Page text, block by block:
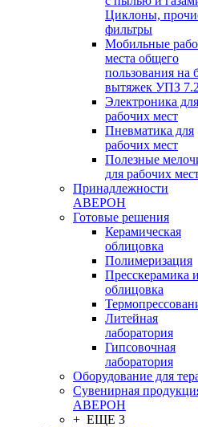
Циклоны,
фильтры
Мобильные
места общего
пользования на
вытяжек УПЗ 7.2
Электроника для
рабочих мест
Пневматика для
рабочих мест
Полезные
для рабочих
Принадлежности
АВЕРОН
Готовые решения
Керамическая
облицовка
Полимеризация
Пресскерамика и
облицовка
Литейная
лаборатория
Гипсовочная
лаборатория
Оборудование для
Сувенирная
АВЕРОН
+ ЕЩЕ 3